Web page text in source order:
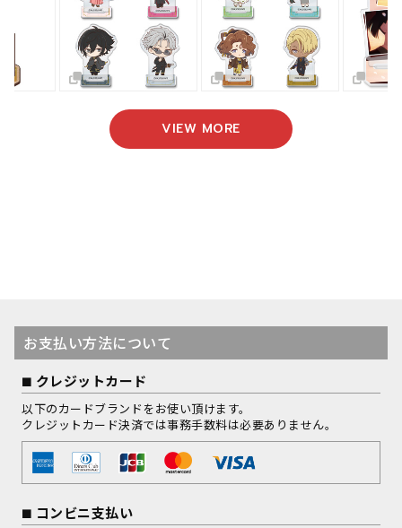
VIEW MORE
お支払い方法について
クレジットカード
以下のカードブランドをお使い頂けます。
クレジットカード決済では事務手数料は必要ありません。
コンビニ支払い